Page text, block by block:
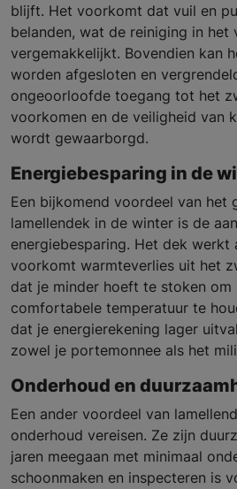
blijft. Het voorkomt dat vuil en
belanden, wat de reiniging in het
vergemakkelijkt. Bovendien kan
worden afgesloten en
ongeoorloofde toegang tot het
voorkomen en de veiligheid van
wordt gewaarborgd.
Energiebesparing in de
Een bijkomend voordeel van het
lamellendek in de winter is de
energiebesparing. Het dek werkt
voorkomt warmteverlies uit het
dat je minder hoeft te stoken om
comfortabele temperatuur te
dat je energierekening lager
zowel je portemonnee als het
Onderhoud en
Een ander voordeel van
onderhoud vereisen. Ze zijn
jaren meegaan met minimaal
schoonmaken en inspecteren is